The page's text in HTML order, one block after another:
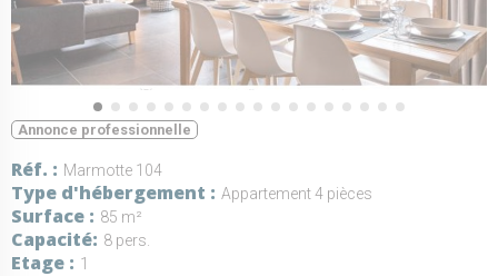
Annonce professionnelle
Réf. Marmotte 104
Type d'hébergement Appartement 4 pièces
Surface 85 m²
Capacité 8 pers.
Etage 1